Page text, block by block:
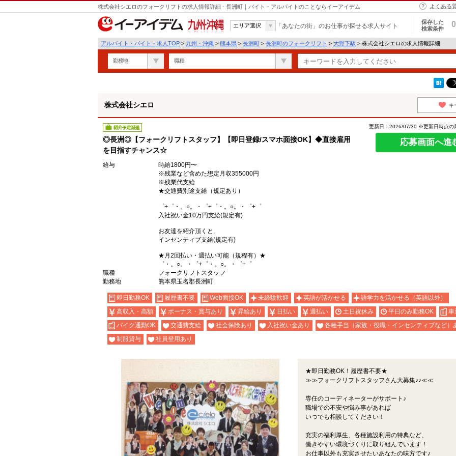
株式会社シエロのフォークリフトの求人情報詳細 - 長洲町｜バイト・アルバイトのことならイーアイデム よくある
九州・沖縄
エリア選択 「あなたの街」のお仕事が探せる求人サイト
保存した
検索条件
0
アルバイト・バイト・求人TOP > 九州・沖縄 > 熊本県 > 長洲町 > 長洲町のフォークリフト > 大野下駅 > 株式会社シエロの求人情報詳細
勤務地 職種
遣
株式会社シエロ キ
紹介予定派遣
◎長洲◎【フォークリフトスタッフ】【即日登録/スマホ面接OK】◆直接雇用
を目指すチャンス☆
更新日：2026/07/30 ※更新日時点の
応募画面へ進
給与
時給1800円〜
※残業など含めた想定月収355000円
※残業代支給
★交通費別途支給（規定あり）
゜+゜・。○。・゜+゜・。○。・゜+゜
入社祝い金10万円支給(規定有)
お友達を紹介頂くと,
インセンティブ支給(規定有)
★月2回払い・週払い可能（規程有）★
゜・。○。・゜+゜・。○。・゜+゜
職種
フォークリフトスタッフ
勤務地
熊本県玉名郡長洲町
即日勤務OK 履歴書不要 Web面接OK 未経験歓迎 英語が活かせる
語学力を活かせる（英語以外）
高収入・高額
ボーナス・賞与あり 昇給あり 日払い 週払い 土日祝休み 平日のみ勤務OK
車
バイク通勤OK
交通費支給 社会保険あり 入社祝い金あり
各種手当（家族・役職・インセンティブなど）
制服貸与
社員登用あり
★即日勤務OK！履歴書不要★
≫≫フォークリフトスタッフさん大募集♪♪≪≪
専任のコーディネーターがサポート♪
職場での不安や悩み事があれば
いつでも相談してください！
充実の福利厚生、各種施設利用の特典など、
働きやすい環境づくりに取り組んでいます！
お仕事以外も充実させたいあなたの味方です♪